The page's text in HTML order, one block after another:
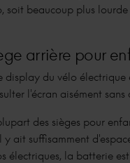
soit beaucoup plus
arrière pour
display du vélo électrique
l'écran aisément
des sièges pour
y ait suffisamment
électriques, la batterie